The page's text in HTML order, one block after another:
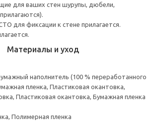
для ваших стен шурупы, дюбели,
для фиксации к стене прилагается.
Материалы и уход
наполнитель (100 % переработанного
пленка, Пластиковая окантовка,
Пластиковая окантовка, Бумажная пленка
Полимерная пленка